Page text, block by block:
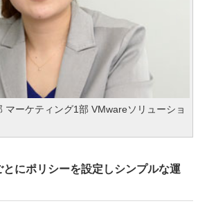
マーケティング1部 VMwareソリューショ
にポリシーを設定しシンプルな運